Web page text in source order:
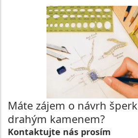
Máte zájem o návrh
drahým kamenem?
Kontaktujte nás prosím